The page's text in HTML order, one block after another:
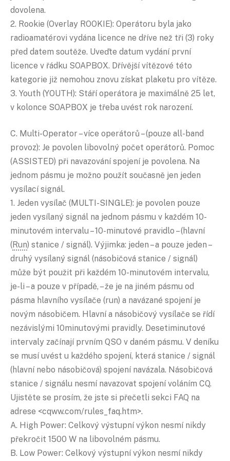
dovolena.
2. Rookie (Overlay ROOKIE): Operátoru byla jako
radioamatérovi vydána licence ne dříve než tři (3) roky
před datem soutěže. Uveďte datum vydání první
licence v řádku SOAPBOX. Dřívější vítězové této
kategorie již nemohou znovu získat plaketu pro vítěze.
3. Youth (YOUTH): Stáří operátora je maximálně 25 let,
v kolonce SOAPBOX je třeba uvést rok narození.
C. Multi-Operator – více operátorů – (pouze all-band
provoz): Je povolen libovolný počet operátorů. Pomoc
(ASSISTED) při navazování spojení je povolena. Na
jednom pásmu je možno použít současně jen jeden
vysílací signál.
1. Jeden vysílač (MULTI-SINGLE): je povolen pouze
jeden vysílaný signál na jednom pásmu v každém 10-
minutovém intervalu – 10-minutové pravidlo – (hlavní
(Run) stanice / signál). Výjimka: jeden – a pouze jeden –
druhý vysílaný signál (násobičová stanice / signál)
může být použit při každém 10-minutovém intervalu,
je-li – a pouze v případě, – že je na jiném pásmu od
pásma hlavního vysílače (run) a navázané spojení je
novým násobičem. Hlavní a násobičový vysílače se řídí
nezávislými 10minutovými pravidly. Desetiminutové
intervaly začínají prvním QSO v daném pásmu. V deníku
se musí uvést u každého spojení, která stanice / signál
(hlavní nebo násobičová) spojení navázala. Násobičová
stanice / signálu nesmí navazovat spojení voláním CQ.
Ujistěte se prosím, že jste si přečetli sekci FAQ na
adrese <cqww.com/rules_faq.htm>.
A. High Power: Celkový výstupní výkon nesmí nikdy
překročit 1500 W na libovolném pásmu.
B. Low Power: Celkový výstupní výkon nesmí nikdy